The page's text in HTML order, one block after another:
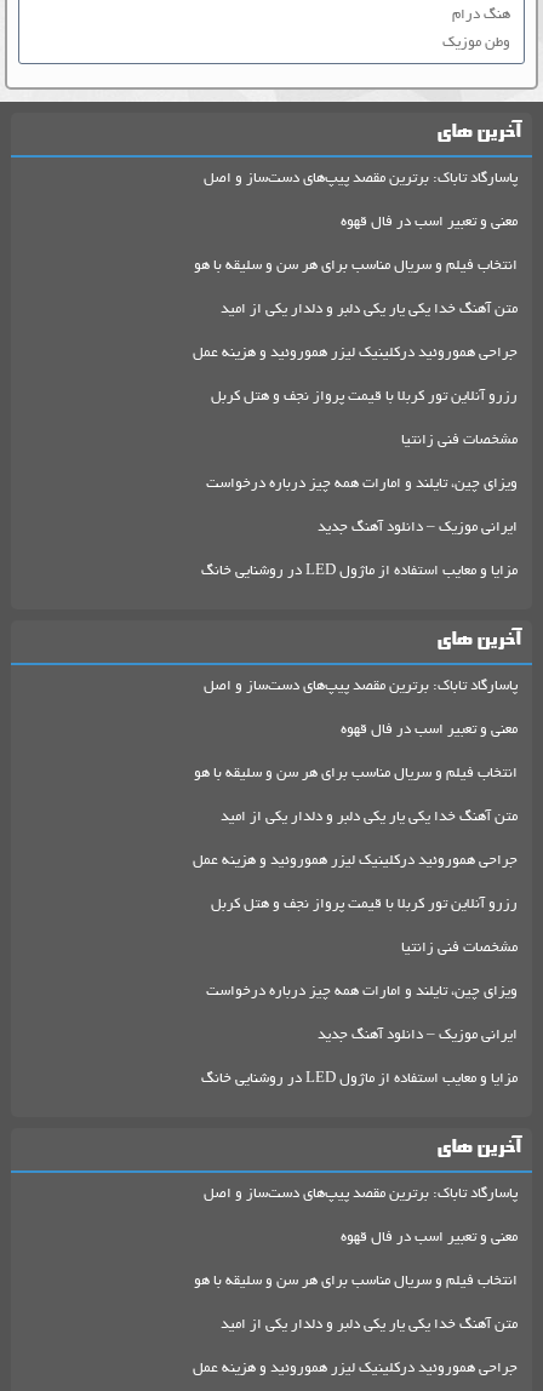
هنگ درام
وطن موزیک
آخرین های
پاسارگاد تاباک: برترین مقصد پیپ‌های دست‌ساز و اصل
معنی و تعبیر اسب در فال قهوه
انتخاب فیلم و سریال مناسب برای هر سن و سلیقه با هو
متن آهنگ خدا یکی یار یکی دلبر و دلدار یکی از امید
جراحی هموروئید درکلینیک لیزر هموروئید و هزینه عمل
رزرو آنلاین تور کربلا با قیمت پرواز نجف و هتل کربل
مشخصات فنی زانتیا
ویزای چین، تایلند و امارات همه چیز درباره درخواست
ایرانی موزیک – دانلود آهنگ جدید
مزایا و معایب استفاده از ماژول LED در روشنایی خانگ
آخرین های
پاسارگاد تاباک: برترین مقصد پیپ‌های دست‌ساز و اصل
معنی و تعبیر اسب در فال قهوه
انتخاب فیلم و سریال مناسب برای هر سن و سلیقه با هو
متن آهنگ خدا یکی یار یکی دلبر و دلدار یکی از امید
جراحی هموروئید درکلینیک لیزر هموروئید و هزینه عمل
رزرو آنلاین تور کربلا با قیمت پرواز نجف و هتل کربل
مشخصات فنی زانتیا
ویزای چین، تایلند و امارات همه چیز درباره درخواست
ایرانی موزیک – دانلود آهنگ جدید
مزایا و معایب استفاده از ماژول LED در روشنایی خانگ
آخرین های
پاسارگاد تاباک: برترین مقصد پیپ‌های دست‌ساز و اصل
معنی و تعبیر اسب در فال قهوه
انتخاب فیلم و سریال مناسب برای هر سن و سلیقه با هو
متن آهنگ خدا یکی یار یکی دلبر و دلدار یکی از امید
جراحی هموروئید درکلینیک لیزر هموروئید و هزینه عمل